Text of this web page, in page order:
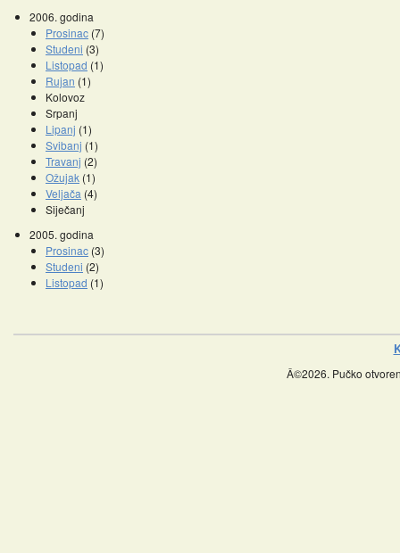
2006. godina
Prosinac (7)
Studeni (3)
Listopad (1)
Rujan (1)
Kolovoz
Srpanj
Lipanj (1)
Svibanj (1)
Travanj (2)
Ožujak (1)
Veljača (4)
Siječanj
2005. godina
Prosinac (3)
Studeni (2)
Listopad (1)
Â©2026. Pučko